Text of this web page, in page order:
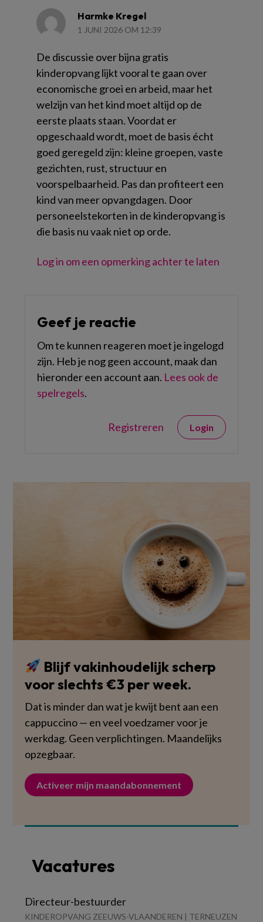
Harmke Kregel
1 JUNI 2026 OM 12:39
De discussie over bijna gratis
kinderopvang lijkt vooral te gaan over
economische groei en arbeid, maar het
welzijn van het kind moet altijd op de
eerste plaats staan. Voordat er
opgeschaald wordt, moet de basis écht
goed geregeld zijn: kleine groepen, vaste
gezichten, rust, structuur en
voorspelbaarheid. Pas dan profiteert een
kind van meer opvangdagen. Door
personeelstekorten in de kinderopvang is
die basis nu vaak niet op orde.
Log in om een opmerking achter te laten
Geef je reactie
Om te kunnen reageren moet je ingelogd
zijn. Heb je nog geen account, maak dan
hieronder een account aan. Lees ook de
spelregels.
Registreren Login
Blijf vakinhoudelijk scherp
voor slechts €3 per week.
Dat is minder dan wat je kwijt bent aan een
cappuccino — en veel voedzamer voor je
werkdag. Geen verplichtingen. Maandelijks
opzegbaar.
Activeer mijn maandabonnement
Vacatures
Directeur-bestuurder
KINDEROPVANG ZEEUWS-VLAANDEREN | TERNEUZEN